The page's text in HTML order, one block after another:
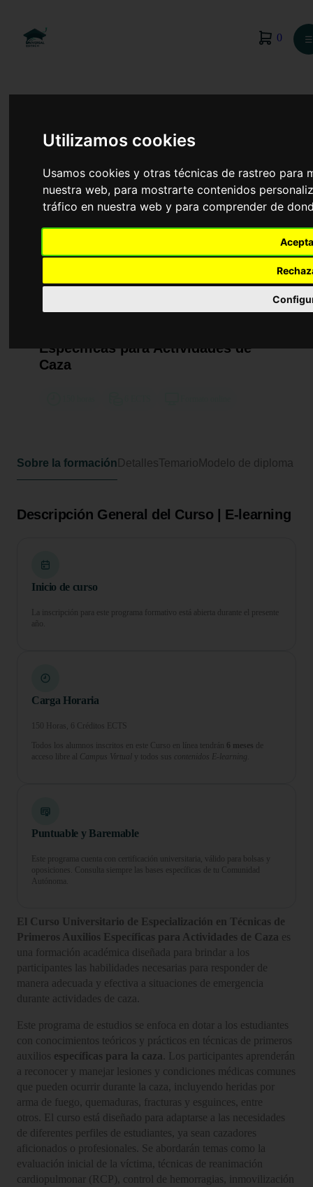
Utilizamos cookies
Usamos cookies y otras técnicas de rastreo para
nuestra web, para mostrarte contenidos
tráfico en nuestra web y para comprender de
0 ☰
Curso de Desarrollo Profesional en
Específicas para Actividades de
Caza
Sobre la formación DetallesTemario Modelo de diploma
Descripción General del Curso | E-learning
Inicio de curso
La inscripción para este programa formativo está abierta durante el presente
año.
Carga Horaria
150 Horas, 6 Créditos ECTS
Todos los alumnos inscritos en este Curso en línea tendrán 6 meses de
acceso libre al Campus Virtual y todos sus contenidos E-learning.
Puntuable y Baremable
Este programa cuenta con certificación universitaria, válido para bolsas y
oposiciones. Consulta siempre las bases específicas de tu Comunidad
Autónoma.
El Curso Universitario de Especialización en Técnicas de
Primeros Auxilios Específicas para Actividades de Caza es
una formación académica diseñada para brindar a los
participantes las habilidades necesarias para responder de
manera adecuada y efectiva a situaciones de emergencia
durante actividades de caza.
Este programa de estudios se enfoca en dotar a los estudiantes
con conocimientos teóricos y prácticos en técnicas de primeros
auxilios específicas para la caza . Los participantes aprenderán
a reconocer y manejar lesiones y condiciones médicas comunes
que pueden ocurrir durante la caza, incluyendo heridas por
arma de fuego, quemaduras, fracturas y esguinces, entre
otros. El curso está diseñado para adaptarse a las necesidades
de diferentes perfiles de estudiantes, ya sean cazadores
aficionados o profesionales. Se abordarán temas como la
evaluación inicial de la víctima, técnicas de reanimación
cardiopulmonar (RCP), control de hemorragias, inmovilización